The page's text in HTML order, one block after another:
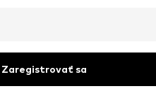
Zaregistrovať sa